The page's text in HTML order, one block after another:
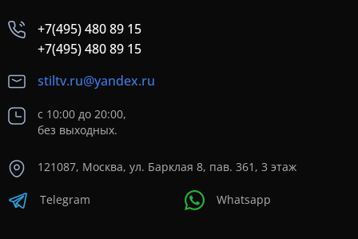
+7(495) 480 89 15
+7(495) 480 89 15
stiltv.ru@yandex.ru
с 10:00 до 20:00,
без выходных.
121087, Москва, ул. Барклая 8, пав. 361, 3 этаж
Telegram Whatsapp